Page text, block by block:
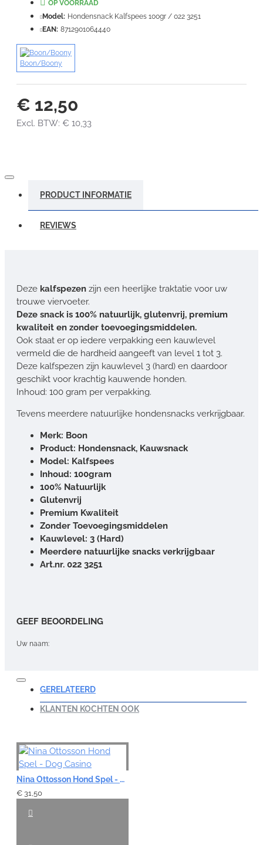
Slecht
€ 12,50
Excl. BTW: € 10,33
OP VOORRAAD
Model: Hondensnack Kalfspees 100gr / 022 3251
EAN: 8712901064440
Boon/Boony
PRODUCT INFORMATIE
REVIEWS
Deze kalfspezen zijn een heerlijke traktatie voor uw
trouwe viervoeter.
Deze snack is 100% natuurlijk, glutenvrij, premium
kwaliteit en zonder toevoegingsmiddelen.
Ook staat er op iedere verpakking een kauwlevel
vermeld die de hardheid aangeeft van level 1 tot 3.
Deze kalfspezen zijn kauwlevel 3 (hard) en daardoor
geschikt voor krachtig kauwende honden.
Inhoud: 100 gram per verpakking.
Tevens meerdere natuurlijke hondensnacks verkrijgbaar.
Merk: Boon
Product: Hondensnack, Kauwsnack
Model: Kalfspees
Inhoud: 100gram
100% Natuurlijk
Glutenvrij
Premium Kwaliteit
Zonder Toevoegingsmiddelen
Kauwlevel: 3 (Hard)
Meerdere natuurlijke snacks verkrijgbaar
Art.nr. 022 3251
GEEF BEOORDELING
Uw naam:
Opmerking:
Note:HTML-code wordt niet vertaald!
Waardering:
Slecht Goed
GERELATEERD
KLANTEN KOCHTEN OOK
Nina Ottosson Hond Spel - Dog Casino
€ 31,50